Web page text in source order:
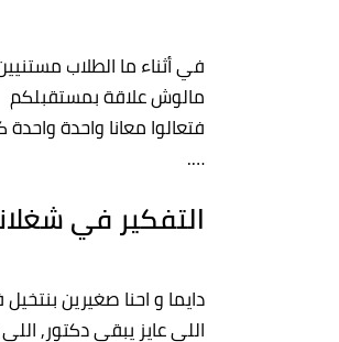
في أثناء ما الطلاب
مالوش علاقة بمستقبلكم
فتعالوا معانا واحدة
….
التفكير في
دايما و احنا صغيرين
اللي عايز يبقى دكتور,